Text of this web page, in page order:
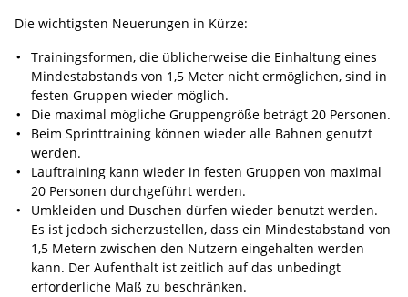
Die wichtigsten Neuerungen in Kürze:
Trainingsformen, die üblicherweise die Einhaltung eines
Mindestabstands von 1,5 Meter nicht ermöglichen, sind in
festen Gruppen wieder möglich.
Die maximal mögliche Gruppengröße beträgt 20 Personen.
Beim Sprinttraining können wieder alle Bahnen genutzt
werden.
Lauftraining kann wieder in festen Gruppen von maximal
20 Personen durchgeführt werden.
Umkleiden und Duschen dürfen wieder benutzt werden.
Es ist jedoch sicherzustellen, dass ein Mindestabstand von
1,5 Metern zwischen den Nutzern eingehalten werden
kann. Der Aufenthalt ist zeitlich auf das unbedingt
erforderliche Maß zu beschränken.